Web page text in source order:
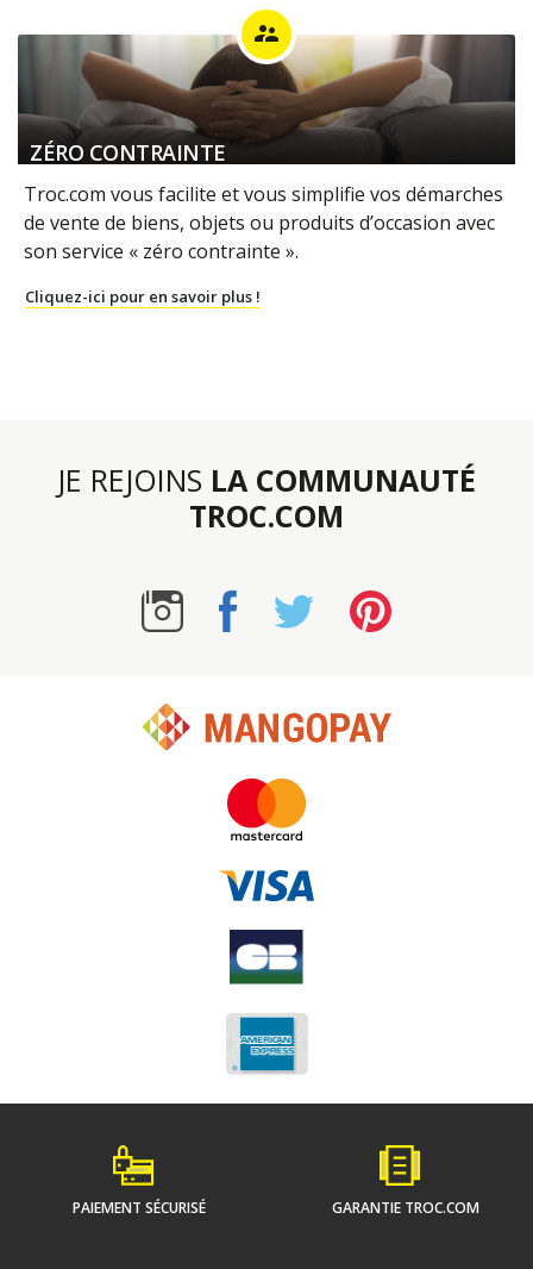
supervisor_account
ZÉRO CONTRAINTE
Troc.com vous facilite et vous simplifie vos démarches
de vente de biens, objets ou produits d’occasion avec
son service « zéro contrainte ».
Cliquez-ici pour en savoir plus !
JE REJOINS LA COMMUNAUTÉ
TROC.COM
PAIEMENT SÉCURISÉ GARANTIE TROC.COM